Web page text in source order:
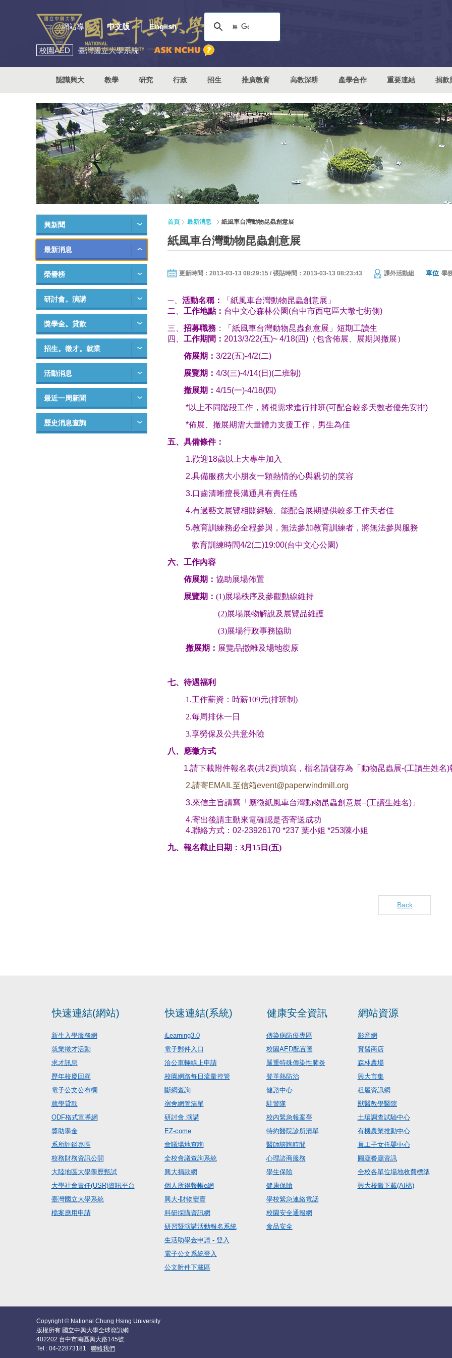
::: 網站導覽 中文版 English
校園AED 臺灣國立大學系統
認識興大 教學 研究 行政 招生 推廣教育 高教深耕 產學合作 重要連結 捐款
興新聞
最新消息
榮譽榜
研討會。演講
獎學金。貸款
招生。徵才。就業
活動消息
最近一周新聞
歷史消息查詢
首頁 最新消息 紙風車台灣動物昆蟲創意展
紙風車台灣動物昆蟲創意展
更新時間：2013-03-13 08:29:15 / 張貼時間：2013-03-13 08:23:43 課外活動組 單位 學
一 活動名稱：
「紙風車台灣動物昆蟲創意展」
二、 工作地點： 台中文心森林公園 (台中市西屯區大墩七街側)
三、 招募職務 ：「紙風車台灣動物昆蟲創意展」短期工讀生
四、 工作期間： 2013/3/22(五)~ 4/18(四) （包含佈展、展期與撤展）
佈展期： 3/22(五)-4/2(二)
展覽期： 4/3(三)-4/14(日 )(二班制 )
撤展期： 4/15(一)-4/18(四)
*以上不同階段工作，將視需求進行排班(可配合較多天數者優先安排)
*佈展、撤展期需大量體力支援工作，男生為佳
五、具備條件：
1.歡迎18歲以上大專生加入
2.具備服務大小朋友一顆熱情的心與親切的笑容
3.口齒清晰擅長溝通具有責任感
4.有過藝文展覽相關經驗、能配合展期提供較多工作天者佳
5.教育訓練務必全程參與，無法參加教育訓練者，將無法參與服務
教育訓練時間4/2(二)19:00(台中文心公園)
六、工作內容
佈展期： 協助展場佈置
展覽期： (1)展場秩序及參觀動線維持
(2)展場展物解說及展覽品維護
(3)展場行政事務協助
撤展期： 展覽品撤離及場地復原
七、待遇福利
1.工作薪資：時薪109元(排班制)
2.每周排休一日
3.享勞保及公共意外險
八、應徵方式
1.請下載附件報名表(共2頁)填寫，檔名請儲存為「動物昆蟲展-(工讀生姓名)
2.請寄EMAIL至信箱event@paperwindmill.org
3.來信主旨請寫「應徵紙風車台灣動物昆蟲創意展–(工讀生姓名) 」
4.寄出後請主動來電確認是否寄送成功
4.聯絡方式： 02-23926170 *237 葉小姐 *253陳小姐
九、報名截止日期：3月15日(五)
Back
快速連結(網站)
新生入學服務網
就業徵才活動
求才訊息
歷年校慶回顧
電子公文公布欄
就學貸款
ODF格式宣導網
獎助學金
系所評鑑專區
校務財務資訊公開
大陸地區大學學歷甄試
大學社會責任(USR)資訊平台
臺灣國立大學系統
檔案應用申請
快速連結(系統)
iLearning3.0
電子郵件入口
洽公車輛線上申請
校園網路每日流量控管
斷網查詢
宿舍網管清單
研討會.演講
EZ-come
會議場地查詢
全校會議查詢系統
興大捐款網
個人所得報帳e網
興大-財物變賣
科研採購資訊網
研習暨演講活動報名系統
生活助學金申請 - 登入
電子公文系統登入
公文附件下載區
健康安全資訊
傳染病防疫專區
校園AED配置圖
嚴重特殊傳染性肺炎
登革熱防治
健諮中心
駐警隊
校內緊急報案亭
特約醫院診所清單
醫師諮詢時間
心理諮商服務
學生保險
健康保險
學校緊急連絡電話
校園安全通報網
食品安全
網站資源
影音網
實習商店
森林農場
興大市集
租屋資訊網
獸醫教學醫院
土壤調查試驗中心
有機農業推動中心
員工子女托嬰中心
圓廳餐廳資訊
全校各單位場地收費標準
興大校徽下載(AI檔)
Copyright © National Chung Hsing University
版權所有 國立中興大學全球資訊網
402202 台中市南區興大路145號
Tel : 04-22873181 聯絡我們